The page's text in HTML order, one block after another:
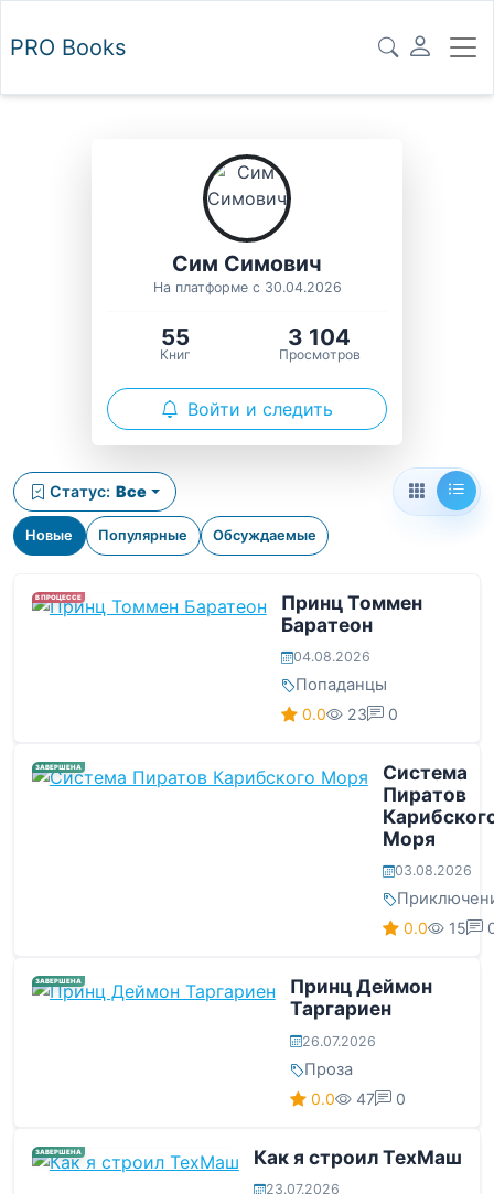
PRO Books
Сим Симович
На платформе с 30.04.2026
55
Книг
3 104
Просмотров
Войти и следить
Новые Популярные Обсуждаемые
Статус: Все
В ПРОЦЕССЕ
Принц Томмен
Баратеон
04.08.2026
Попаданцы
0.0 23 0
ЗАВЕРШЕНА
Система
Пиратов
Моря
03.08.2026
0.0 15
ЗАВЕРШЕНА
Принц Деймон
Таргариен
26.07.2026
Проза
0.0 47 0
ЗАВЕРШЕНА Как я строил ТехМаш
23.07.2026